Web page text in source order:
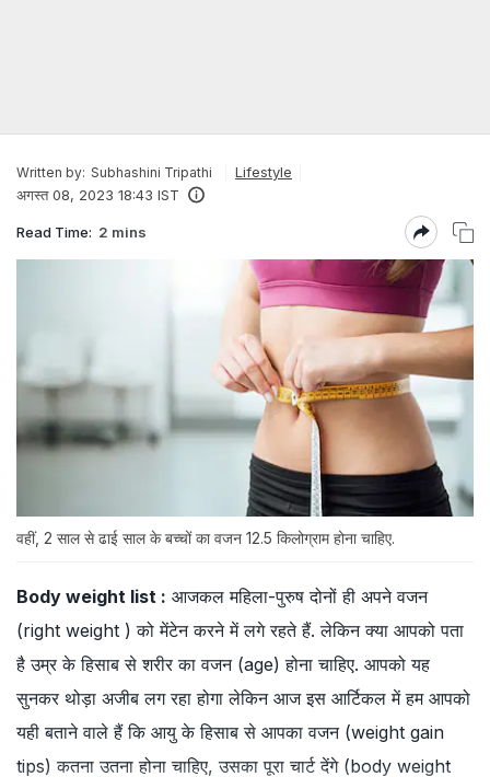
Written by: Subhashini Tripathi
Lifestyle
अगस्त 08, 2023 18:43 IST
Read Time: 2 mins
वहीं, 2 साल से ढाई साल के बच्चों का वजन 12.5 किलोग्राम होना चाहिए.
Body weight list : आजकल महिला-पुरुष दोनों ही अपने वजन
(right weight ) को मेंटेन करने में लगे रहते हैं. लेकिन क्या आपको पता
है उम्र के हिसाब से शरीर का वजन (age) होना चाहिए. आपको यह
सुनकर थोड़ा अजीब लग रहा होगा लेकिन आज इस आर्टिकल में हम आपको
यही बताने वाले हैं कि आयु के हिसाब से आपका वजन (weight gain
tips) कतना उतना होना चाहिए, उसका पूरा चार्ट देंगे (body weight